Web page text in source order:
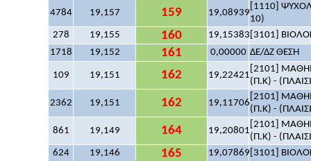
4784 19,157 159 19,08939
[1110]
10)
278
19,155 160 19,15383 [3101]
1718
19,152 161 0,00000 ΔΕ/ΔΖ ΘΕΣΗ
109 19,151 162 19,22421
[2101]
(Π.Κ) -
2362 19,151 162 19,11706
[2101]
(Π.Κ) -
861 19,149 164 19,20801
[2101]
(Π.Κ) -
624
19,146 165 19,07869 [3101]